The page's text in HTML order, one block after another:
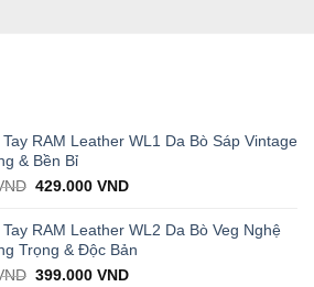
RAM Leather WL1 Da Bò Sáp Vintage
& Bền Bỉ
Original
was:
1.000.000 VND.
429.000VNDCurrent
is:
429.000 VND.
RAM Leather WL2 Da Bò Veg Nghệ
Trọng & Độc Bản
Original
399.000VNDCurrent